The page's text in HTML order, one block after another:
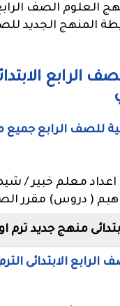
العلوم الصف
المنهج الجديد للصف
اعداد معلم خبير /
( دروس) مقرر الصف
منهج جديد ترم